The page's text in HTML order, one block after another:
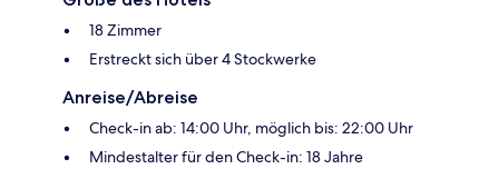
18 Zimmer
Erstreckt sich über 4 Stockwerke
Anreise/Abreise
Check-in ab: 14:00 Uhr, möglich bis: 22:00 Uhr
Mindestalter für den Check-in: 18 Jahre